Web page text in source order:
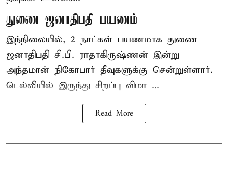
துணை ஜனாதிபதி பயணம்
இந்நிலையில், 2 நாட்கள் பயணமாக துணை
ஜனாதிபதி சி.பி. ராதாகிருஷ்ணன் இன்று
அந்தமான் நிகோபார் தீவுகளுக்கு சென்றுள்ளார்.
டெல்லியில் இருந்து சிறப்பு விமா ...
Read More